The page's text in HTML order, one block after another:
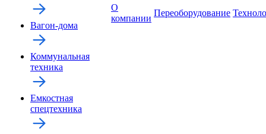
Вагон-дома
Коммунальная
техника
Емкостная
спецтехника
О
компании
Переоборудование